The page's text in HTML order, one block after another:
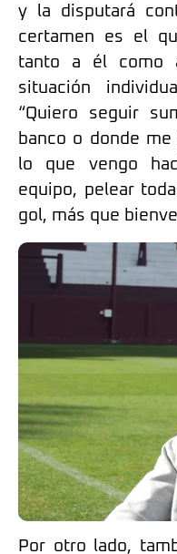
y la disputará
certamen es el
tanto a él como
situación
“Quiero seguir
banco o donde
lo que vengo
equipo, pelear
gol, más que
Por otro lado,